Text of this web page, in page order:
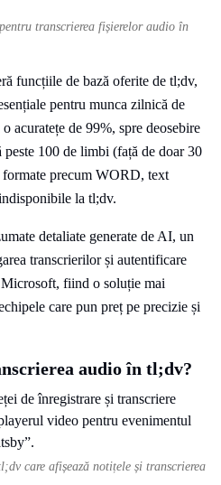
transcrierea fișierelor audio în
funcțiile de bază oferite de tl;dv,
pentru munca zilnică de
acuratețe de 99%, spre deosebire
peste 100 de limbi (față de doar 30
precum WORD, text
la tl;dv.
detaliate generate de AI, un
transcrierilor și autentificare
fiind o soluție mai
care pun preț pe precizie și
audio în tl;dv?
care afișează notițele și transcrierea